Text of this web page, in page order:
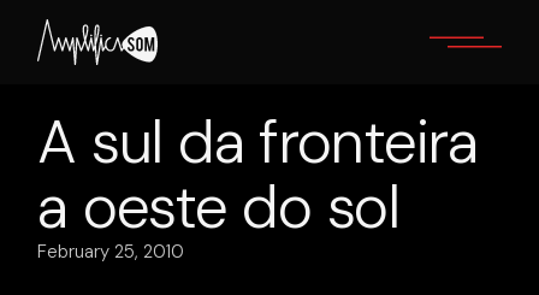
content
A sul da fronteira
a oeste do sol
February 25, 2010